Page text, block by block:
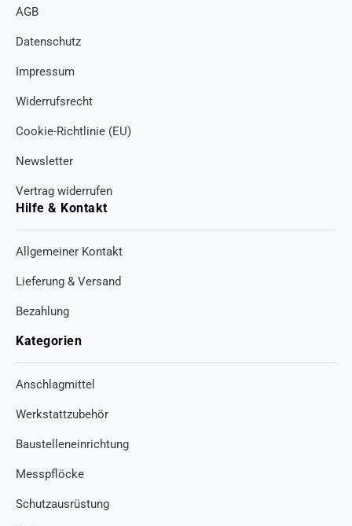
AGB
Datenschutz
Impressum
Widerrufsrecht
Cookie-Richtlinie (EU)
Newsletter
Vertrag widerrufen
Hilfe & Kontakt
Allgemeiner Kontakt
Lieferung & Versand
Bezahlung
Kategorien
Anschlagmittel
Werkstattzubehör
Baustelleneinrichtung
Messpflöcke
Schutzausrüstung